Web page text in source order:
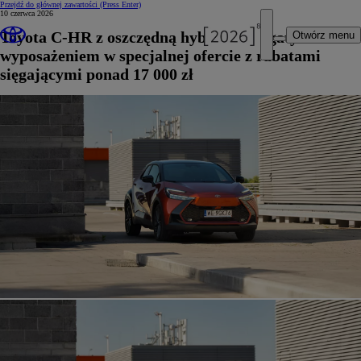
Przejdź do głównej zawartości (Press Enter)
Otwórz menu
10 czerwca 2026
Toyota C-HR z oszczędną hybrydą i bogatym
wyposażeniem w specjalnej ofercie z rabatami
sięgającymi ponad 17 000 zł